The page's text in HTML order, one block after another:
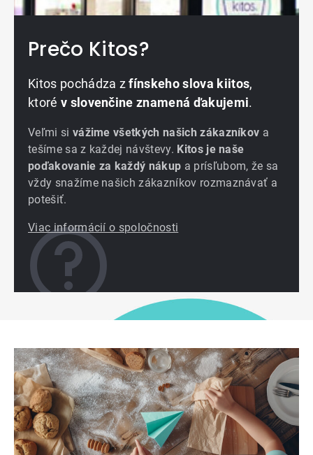
Prečo Kitos?
Kitos pochádza zfínskeho slova kiitos,
ktoré v slovenčine znamená ďakujemi.
Veľmi si vážime všetkých našich zákazníkov a
tešíme sa z každej návštevy. Kitos je naše
poďakovanie za každý nákup a prísľubom, že sa
vždy snažíme našich zákazníkov rozmaznávať a
potešiť.
Viac informácií o spoločnosti